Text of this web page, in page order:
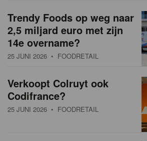
s
o
v
e
Trendy Foods op weg naar
2,5 miljard euro met zijn
14e overname?
25 JUNI 2026 • FOODRETAIL
Verkoopt Colruyt ook
Codifrance?
25 JUNI 2026 • FOODRETAIL
t
i
o
n